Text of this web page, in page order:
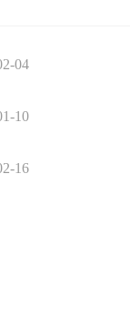
04
10
16